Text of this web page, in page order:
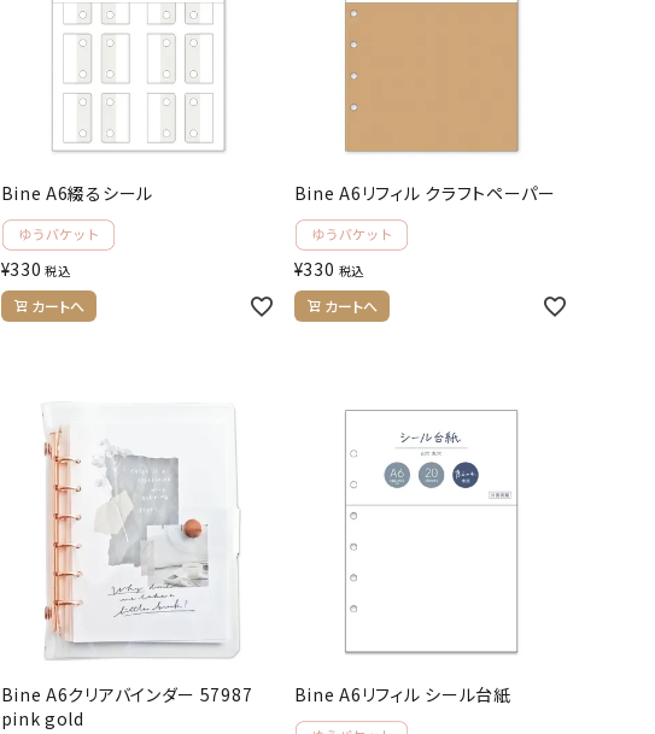
Bine A6綴るシール
¥330 税込
カートへ
Bine A6リフィル クラフトペーパー
¥330 税込
カートへ
Bine A6クリアバインダー 57987
pink gold
Bine A6リフィル シール台紙